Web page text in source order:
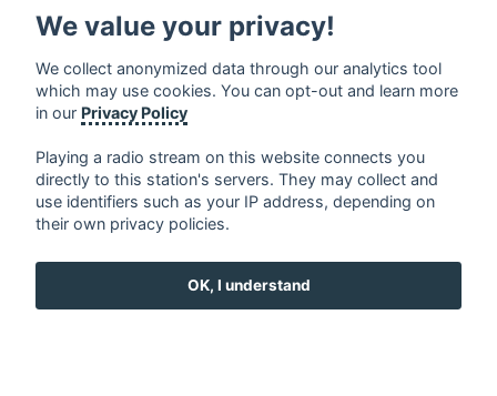
MUSIC
français ⋅ english ⋅ deutsch
ελληνικά
⋅ norsk ⋅ suomi
We value your privacy!
We collect anonymized data through our analytics tool
which may use cookies. You can opt-out and learn more
in our Privacy Policy
Playing a radio stream on this website connects you
directly to this station's servers. They may collect and
use identifiers such as your IP address, depending on
their own privacy policies.
OK, I understand